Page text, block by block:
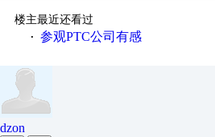
楼主最近还看过
· 参观PTC公司有感
dzon